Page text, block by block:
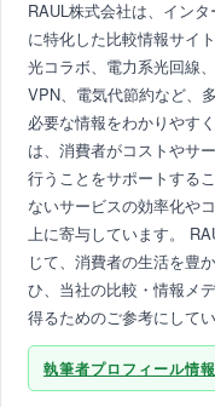
RAUL株式会社は、イン
に特化した比較情報サイ
光コラボ、電力系光回線
VPN、電気代節約など、
必要な情報をわかりやす
は、消費者がコストやサ
行うことをサポートする
ないサービスの効率化や
上に寄与しています。
じて、消費者の生活を豊
ひ、当社の比較・情報メ
得るためのご参考にして
執筆者プロフィール情報